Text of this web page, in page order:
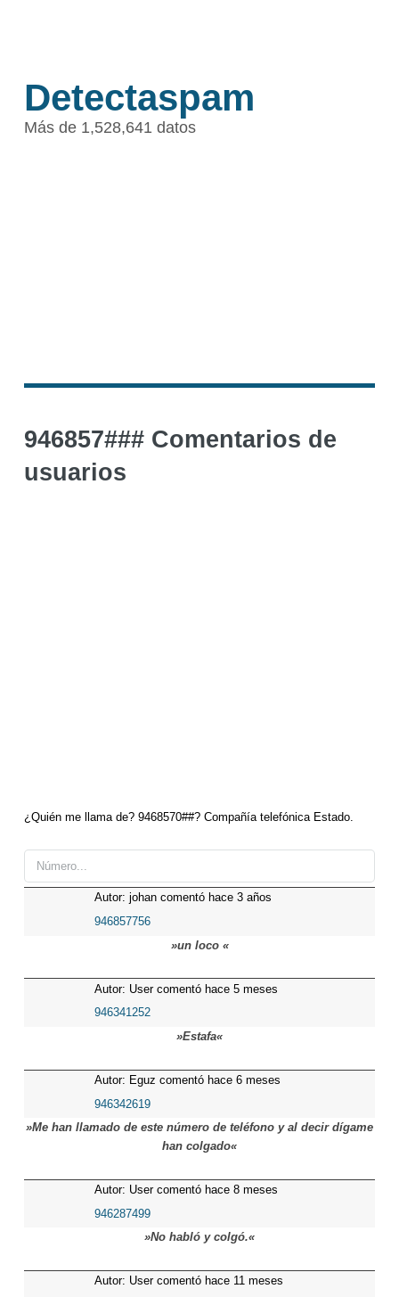
Detectaspam
Más de 1,528,641 datos
946857### Comentarios de
usuarios
¿Quién me llama de? 9468570##? Compañía telefónica Estado.
Autor: johan comentó hace 3 años
946857756
»un loco «
Autor: User comentó hace 5 meses
946341252
»Estafa«
Autor: Eguz comentó hace 6 meses
946342619
»Me han llamado de este número de teléfono y al decir dígame
han colgado«
Autor: User comentó hace 8 meses
946287499
»No habló y colgó.«
Autor: User comentó hace 11 meses